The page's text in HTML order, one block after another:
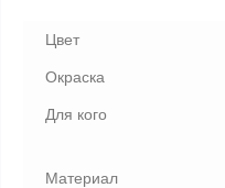
Цвет
Окраска
Для кого
Материал